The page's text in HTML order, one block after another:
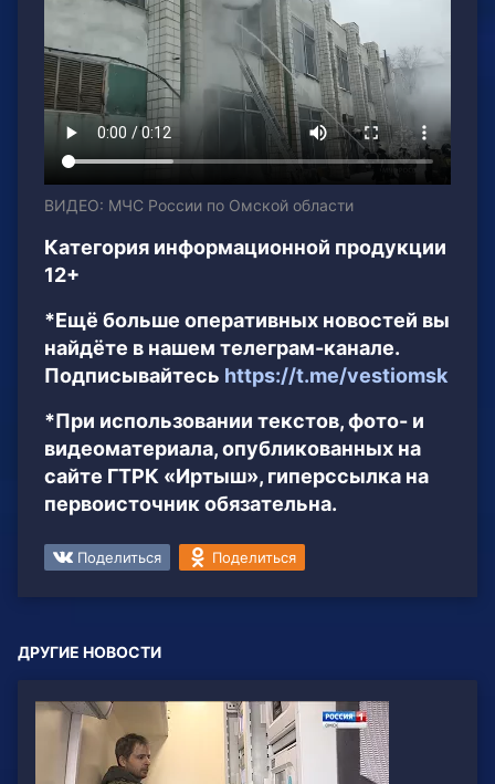
ВИДЕО: МЧС России по Омской области
Категория информационной продукции
12+
*Ещё больше оперативных новостей вы
найдёте в нашем телеграм-канале.
Подписывайтесь https://t.me/vestiomsk
*При использовании текстов, фото- и
видеоматериала, опубликованных на
сайте ГТРК «Иртыш», гиперссылка на
первоисточник обязательна.
Поделиться Поделиться
ДРУГИЕ НОВОСТИ